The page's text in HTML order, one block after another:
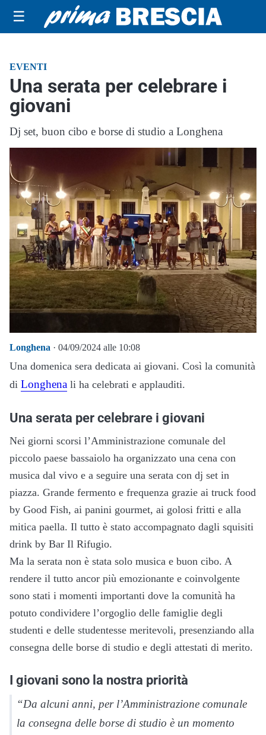
☰
EVENTI
Una serata per celebrare i
giovani
Dj set, buon cibo e borse di studio a Longhena
Longhena · 04/09/2024 alle 10:08
Una domenica sera dedicata ai giovani. Così la comunità
di Longhena li ha celebrati e applauditi.
Una serata per celebrare i giovani
Nei giorni scorsi l’Amministrazione comunale del
piccolo paese bassaiolo ha organizzato una cena con
musica dal vivo e a seguire una serata con dj set in
piazza. Grande fermento e frequenza grazie ai truck food
by Good Fish, ai panini gourmet, ai golosi fritti e alla
mitica paella. Il tutto è stato accompagnato dagli squisiti
drink by Bar Il Rifugio.
Ma la serata non è stata solo musica e buon cibo. A
rendere il tutto ancor più emozionante e coinvolgente
sono stati i momenti importanti dove la comunità ha
potuto condividere l’orgoglio delle famiglie degli
studenti e delle studentesse meritevoli, presenziando alla
consegna delle borse di studio e degli attestati di merito.
I giovani sono la nostra priorità
“Da alcuni anni, per l’Amministrazione comunale
la consegna delle borse di studio è un momento